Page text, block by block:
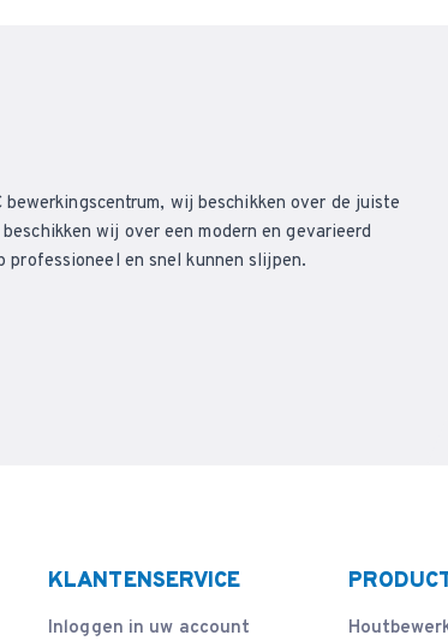
wij beschikken over de juiste
wij over een modern en gevarieerd
professioneel en snel kunnen slijpen.
KLANTENSERVICE
Inloggen in uw account